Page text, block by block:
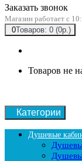
Заказать звонок
Магазин работает с
0Товаров: 0 (0р.)
Товаров не
Категории
Душевые